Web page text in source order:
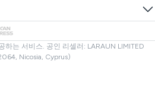
는 서비스. 공인 리셀러: LARAUN LIMITED
Nicosia, Cyprus)